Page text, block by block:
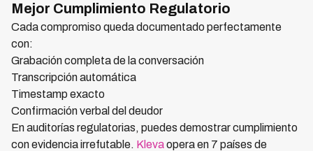
Mejor Cumplimiento Regulatorio
Cada compromiso queda documentado perfectamente
con:
Grabación completa de la conversación
Transcripción automática
Timestamp exacto
Confirmación verbal del deudor
En auditorías regulatorias, puedes demostrar cumplimiento
con evidencia irrefutable. Klevaopera en 7 países de